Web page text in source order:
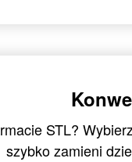
STL?
szybko zamieni